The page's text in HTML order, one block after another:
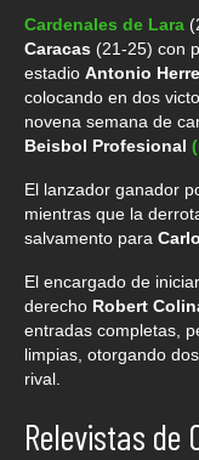
Cardenales de Lara
Caracas (21-25) con
estadio Antonio
colocando en dos
novena semana de
Beisbol Profesional
El lanzador ganador
mientras que la
salvamento para
El encargado de
derecho Robert
entradas completas,
limpias, otorgando
rival.
Relevistas de